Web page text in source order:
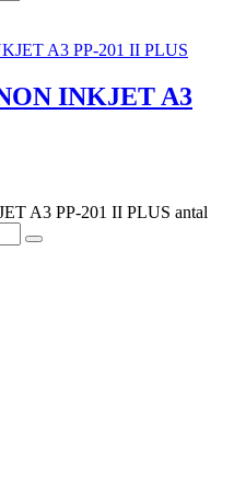
INKJET A3
A3 PP-201 II PLUS antal